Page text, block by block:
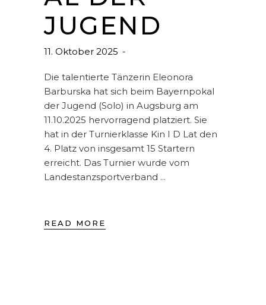
JUGEND
11. Oktober 2025
Die talentierte Tänzerin Eleonora
Barburska hat sich beim Bayernpokal
der Jugend (Solo) in Augsburg am
11.10.2025 hervorragend platziert. Sie
hat in der Turnierklasse Kin I D Lat den
4. Platz von insgesamt 15 Startern
erreicht. Das Turnier wurde vom
Landestanzsportverband
READ MORE